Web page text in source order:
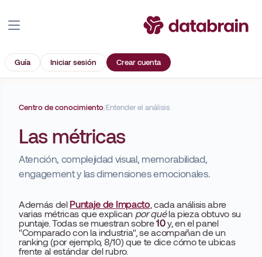
Guía Iniciar sesión Crear cuenta
Centro de conocimiento/Entender el análisis
Las métricas
Atención, complejidad visual, memorabilidad,
engagement y las dimensiones emocionales.
Además del Puntaje de Impacto , cada análisis abre
varias métricas que explican por quéla pieza obtuvo su
puntaje. Todas se muestran sobre10y, en el panel
"Comparado con la industria", se acompañan de un
ranking (por ejemplo, 8/10) que te dice cómo te ubicas
frente al estándar del rubro.